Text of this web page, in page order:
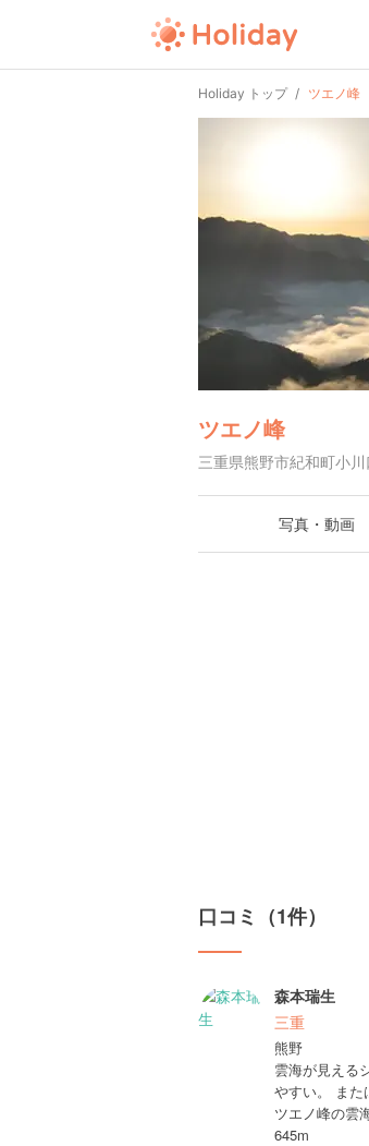
Holiday トップ ツエノ峰
ツエノ峰
三重県熊野市紀和町小
写真・動画
口コミ（1件）
森本瑞生
三重
熊野
雲海が見える
やすい。 また
ツエノ峰の雲
645m